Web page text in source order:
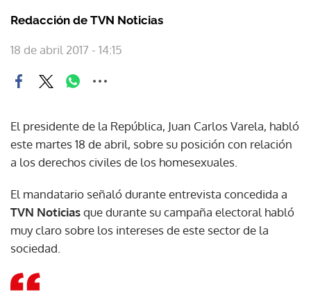
Redacción de TVN Noticias
18 de abril 2017 - 14:15
El presidente de la República, Juan Carlos Varela, habló
este martes 18 de abril, sobre su posición con relación
a los derechos civiles de los homesexuales.
El mandatario señaló durante entrevista concedida a
TVN Noticiasque durante su campaña electoral habló
muy claro sobre los intereses de este sector de la
sociedad.